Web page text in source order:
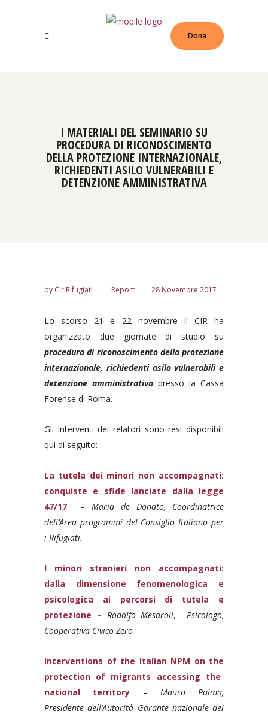
Dona
I MATERIALI DEL SEMINARIO SU
PROCEDURA DI RICONOSCIMENTO
DELLA PROTEZIONE INTERNAZIONALE,
RICHIEDENTI ASILO VULNERABILI E
DETENZIONE AMMINISTRATIVA
by Cir Rifugiati Report 28 Novembre 2017
Lo scorso 21 e 22 novembre il CIR ha
organizzato due giornate di studio su
procedura di riconoscimento della protezione
internazionale, richiedenti asilo vulnerabili e
detenzione amministrativa presso la Cassa
Forense di Roma.
Gli interventi dei relatori sono resi disponibili
qui di seguito:
La tutela dei minori non accompagnati:
conquiste e sfide lanciate dalla legge
47/17
– Maria de Donato, Coordinatrice
dell’Area programmi del Consiglio Italiano per
i Rifugiati.
I minori stranieri non accompagnati:
dalla dimensione fenomenologica e
psicologica ai percorsi di tutela e
protezione – Rodolfo Mesaroli,Psicologo,
Cooperativa Civico Zero
Interventions of the Italian NPM on the
protection of migrants accessing the
national territory
– Mauro Palma,
Presidente dell’Autorità Garante nazionale dei